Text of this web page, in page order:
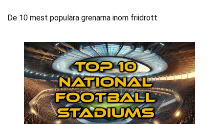
De 10 mest populära grenarna inom friidrott